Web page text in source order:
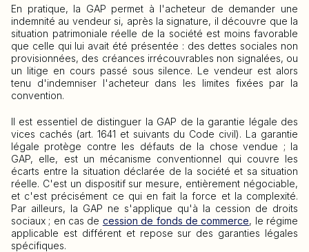
En pratique, la GAP permet à l'acheteur de demander une
indemnité au vendeur si, après la signature, il découvre que la
situation patrimoniale réelle de la société est moins favorable
que celle qui lui avait été présentée : des dettes sociales non
provisionnées, des créances irrécouvrables non signalées, ou
un litige en cours passé sous silence. Le vendeur est alors
tenu d'indemniser l'acheteur dans les limites fixées par la
convention.
Il est essentiel de distinguer la GAP de la garantie légale des
vices cachés (art. 1641 et suivants du Code civil). La garantie
légale protège contre les défauts de la chose vendue ; la
GAP, elle, est un mécanisme conventionnel qui couvre les
écarts entre la situation déclarée de la société et sa situation
réelle. C'est un dispositif sur mesure, entièrement négociable,
et c'est précisément ce qui en fait la force et la complexité.
Par ailleurs, la GAP ne s'applique qu'à la cession de droits
sociaux ; en cas de cession de fonds de commerce, le régime
applicable est différent et repose sur des garanties légales
spécifiques.